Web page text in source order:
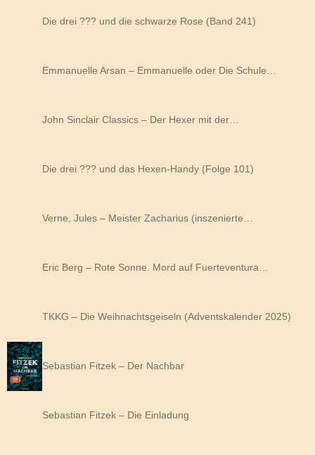
Die drei ??? und die schwarze Rose (Band 241)
Emmanuelle Arsan – Emmanuelle oder Die Schule…
John Sinclair Classics – Der Hexer mit der…
Die drei ??? und das Hexen-Handy (Folge 101)
Verne, Jules – Meister Zacharius (inszenierte…
Eric Berg – Rote Sonne. Mord auf Fuerteventura…
TKKG – Die Weihnachtsgeiseln (Adventskalender 2025)
Sebastian Fitzek – Der Nachbar
Sebastian Fitzek – Die Einladung